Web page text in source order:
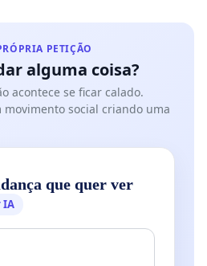
PETIÇÃO
alguma coisa?
acontece se ficar calado.
movimento social criando uma
que quer ver
IA